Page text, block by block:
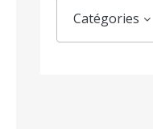
Catégories